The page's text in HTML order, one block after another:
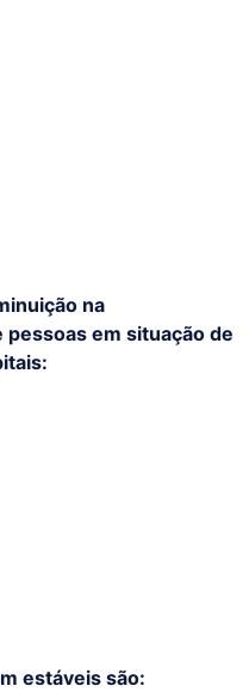
na
em situação de
estáveis são: